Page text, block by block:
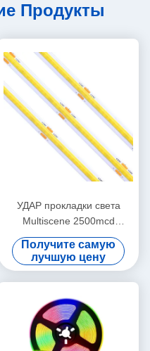
Продукты
УДАР прокладки света
Multiscene 2500mcd
2800mcd RGB
теплостойкий
Получите самую
лучшую цену